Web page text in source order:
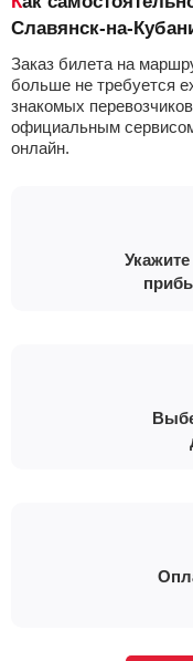
Славянск-на-
Заказ билета на
больше не требуется
знакомых
официальным
онлайн.